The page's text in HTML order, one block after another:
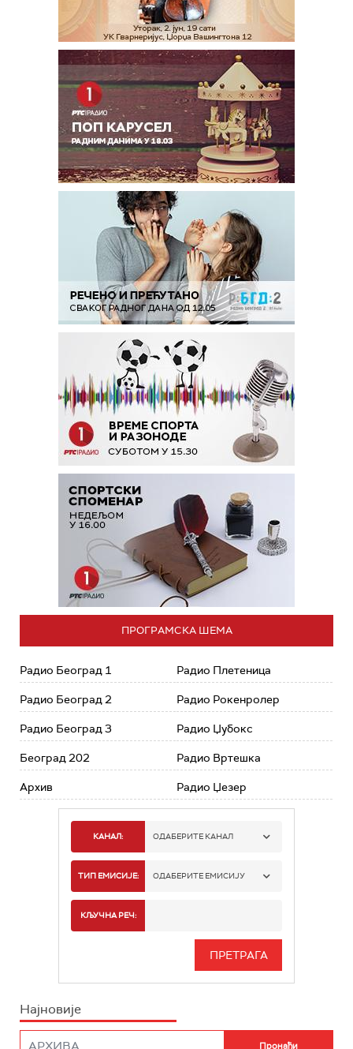
ПРОГРАМСКА ШЕМА
Радио Београд 1
Радио Београд 2
Радио Београд 3
Београд 202
Архив
Радио Плетеница
Радио Рокенролер
Радио Џубокс
Радио Вртешка
Радио Џезер
КАНАЛ: ОДАБЕРИТЕ КАНАЛ
РАДИО БЕОГРАД 1
РАДИО БЕОГРАД 3
РАДИО РОКЕНРОЛЕР
ТИП ЕМИСИЈЕ: ОДАБЕРИТЕ ЕМИСИЈУ
ИНФО
КЉУЧНА РЕЧ:
Најновије